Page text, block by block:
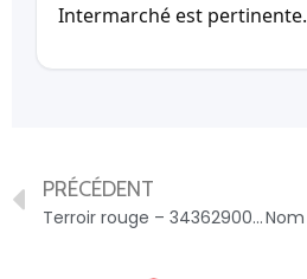
Intermarché est pertinente.
PRÉCÉDENT
Terroir rouge – 3436290000227